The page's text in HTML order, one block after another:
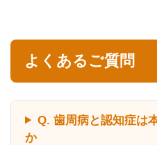
よくあるご質問
Q. 歯周病と認知症は
か